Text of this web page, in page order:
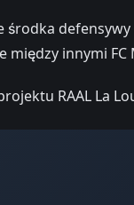
środka
między innymi
RAAL La